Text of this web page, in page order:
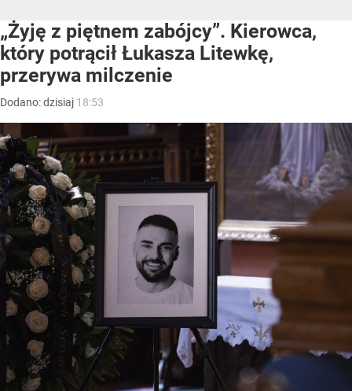
„Żyję z piętnem zabójcy”. Kierowca,
który potrącił Łukasza Litewkę,
przerywa milczenie
Dodano:dzisiaj 18:53